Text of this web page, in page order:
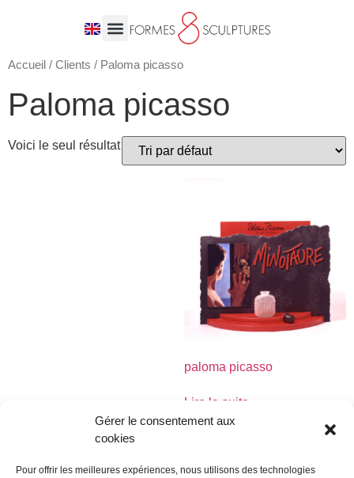
Gérer le consentement aux
cookies
Pour offrir les meilleures expériences, nous utilisons des technologies
Accueil / Clients / Paloma picasso
Paloma picasso
Voici le seul résultat
paloma picasso
Lire la suite